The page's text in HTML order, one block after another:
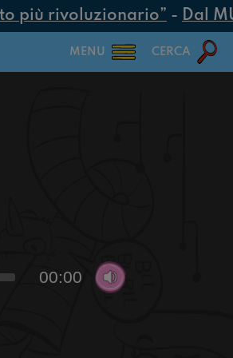
più rivoluzionario”- Dal
MENU CERCA
00:00